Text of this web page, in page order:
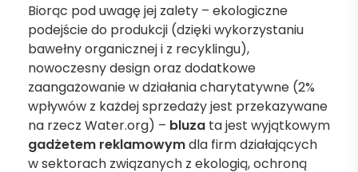
Biorąc pod uwagę jej zalety – ekologiczne
podejście do produkcji (dzięki wykorzystaniu
bawełny organicznej i z recyklingu),
nowoczesny design oraz dodatkowe
zaangażowanie w działania charytatywne (2%
wpływów z każdej sprzedaży jest przekazywane
na rzecz Water.org) – bluza ta jest wyjątkowym
gadżetem reklamowymdla firm działających
w sektorach związanych z ekologią, ochroną